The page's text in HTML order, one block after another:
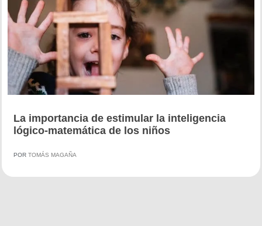
La importancia de estimular la inteligencia
lógico-matemática de los niños
POR TOMÁS MAGAÑA